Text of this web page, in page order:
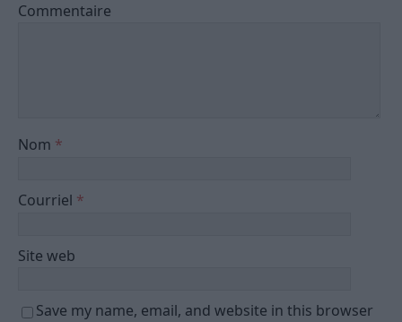
Commentaire
Nom *
Courriel *
Site web
Save my name, email, and website in this browser